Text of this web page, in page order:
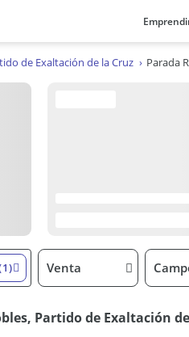
de Exaltación de la Cruz Parada
Venta
Partido de Exaltación